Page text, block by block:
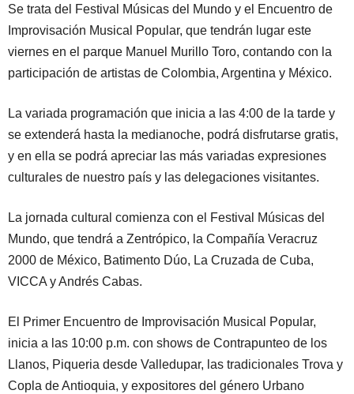
Se trata del Festival Músicas del Mundo y el Encuentro de
Improvisación Musical Popular, que tendrán lugar este
viernes en el parque Manuel Murillo Toro, contando con la
participación de artistas de Colombia, Argentina y México.
La variada programación que inicia a las 4:00 de la tarde y
se extenderá hasta la medianoche, podrá disfrutarse gratis,
y en ella se podrá apreciar las más variadas expresiones
culturales de nuestro país y las delegaciones visitantes.
La jornada cultural comienza con el Festival Músicas del
Mundo, que tendrá a Zentrópico, la Compañía Veracruz
2000 de México, Batimento Dúo, La Cruzada de Cuba,
VICCA y Andrés Cabas.
El Primer Encuentro de Improvisación Musical Popular,
inicia a las 10:00 p.m. con shows de Contrapunteo de los
Llanos, Piqueria desde Valledupar, las tradicionales Trova y
Copla de Antioquia, y expositores del género Urbano